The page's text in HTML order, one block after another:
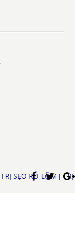
TRỊ SẸO RỖ-LÕM | TRỊ